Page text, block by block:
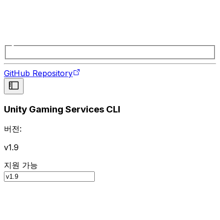
GitHub Repository
Unity Gaming Services CLI
버전:
v1.9
지원 가능